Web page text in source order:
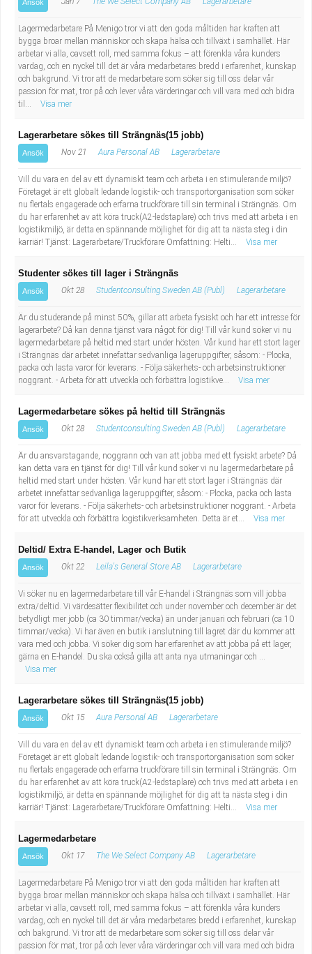
Ansök
Lagermedarbetare På Menigo tror vi att den goda måltiden har kraften att
bygga broar mellan människor och skapa hälsa och tillväxt i samhället. Här
arbetar vi alla, oavsett roll, med samma fokus – att förenkla våra kunders
vardag, och en nyckel till det är våra medarbetares bredd i erfarenhet, kunskap
och bakgrund. Vi tror att de medarbetare som söker sig till oss delar vår
passion för mat, tror på och lever våra värderingar och vill vara med och bidra
til...
Visa mer
Lagerarbetare sökes till Strängnäs(15 jobb)
Ansök Nov 21 Aura Personal AB Lagerarbetare
Vill du vara en del av ett dynamiskt team och arbeta i en stimulerande miljö?
Företaget är ett globalt ledande logistik- och transportorganisation som söker
nu flertals engagerade och erfarna truckförare till sin terminal i Strängnäs. Om
du har erfarenhet av att köra truck(A2-ledstaplare) och trivs med att arbeta i en
logistikmiljö, är detta en spännande möjlighet för dig att ta nästa steg i din
karriär! Tjänst: Lagerarbetare/Truckförare Omfattning: Helti...
Visa mer
Studenter sökes till lager i Strängnäs
Ansök Okt 28 Studentconsulting Sweden AB (Publ) Lagerarbetare
Är du studerande på minst 50%, gillar att arbeta fysiskt och har ett intresse för
lagerarbete? Då kan denna tjänst vara något för dig! Till vår kund söker vi nu
lagermedarbetare på heltid med start under hösten. Vår kund har ett stort lager
i Strängnäs där arbetet innefattar sedvanliga lageruppgifter, såsom: - Plocka,
packa och lasta varor för leverans. - Följa säkerhets- och arbetsinstruktioner
noggrant. - Arbeta för att utveckla och förbättra logistikve...
Visa mer
Lagermedarbetare sökes på heltid till Strängnäs
Ansök Okt 28 Studentconsulting Sweden AB (Publ) Lagerarbetare
Är du ansvarstagande, noggrann och van att jobba med ett fysiskt arbete? Då
kan detta vara en tjänst för dig! Till vår kund söker vi nu lagermedarbetare på
heltid med start under hösten. Vår kund har ett stort lager i Strängnäs där
arbetet innefattar sedvanliga lageruppgifter, såsom: - Plocka, packa och lasta
varor för leverans. - Följa säkerhets- och arbetsinstruktioner noggrant. - Arbeta
för att utveckla och förbättra logistikverksamheten. Detta är et...
Visa mer
Deltid/ Extra E-handel, Lager och Butik
Ansök Okt 22 Leila's General Store AB Lagerarbetare
Vi söker nu en lagermedarbetare till vår E-handel i Strängnäs som vill jobba
extra/deltid. Vi värdesätter flexibilitet och under november och december är det
betydligt mer jobb (ca 30 timmar/vecka) än under januari och februari (ca 10
timmar/vecka). Vi har även en butik i anslutning till lagret där du kommer att
vara med och jobba. Vi söker dig som har erfarenhet av att jobba på ett lager,
gärna en E-handel. Du ska också gilla att anta nya utmaningar och ...
Visa mer
Lagerarbetare sökes till Strängnäs(15 jobb)
Ansök Okt 15 Aura Personal AB Lagerarbetare
Vill du vara en del av ett dynamiskt team och arbeta i en stimulerande miljö?
Företaget är ett globalt ledande logistik- och transportorganisation som söker
nu flertals engagerade och erfarna truckförare till sin terminal i Strängnäs. Om
du har erfarenhet av att köra truck(A2-ledstaplare) och trivs med att arbeta i en
logistikmiljö, är detta en spännande möjlighet för dig att ta nästa steg i din
karriär! Tjänst: Lagerarbetare/Truckförare Omfattning: Helti...
Visa mer
Lagermedarbetare
Ansök Okt 17 The We Select Company AB Lagerarbetare
Lagermedarbetare På Menigo tror vi att den goda måltiden har kraften att
bygga broar mellan människor och skapa hälsa och tillväxt i samhället. Här
arbetar vi alla, oavsett roll, med samma fokus – att förenkla våra kunders
vardag, och en nyckel till det är våra medarbetares bredd i erfarenhet, kunskap
och bakgrund. Vi tror att de medarbetare som söker sig till oss delar vår
passion för mat, tror på och lever våra värderingar och vill vara med och bidra